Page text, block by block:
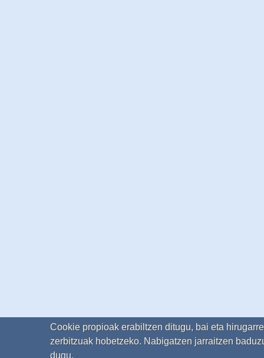
Cookie propioak erabiltzen ditugu, bai eta
zerbitzuak hobetzeko. Nabigatzen jarraitzen
dugu.